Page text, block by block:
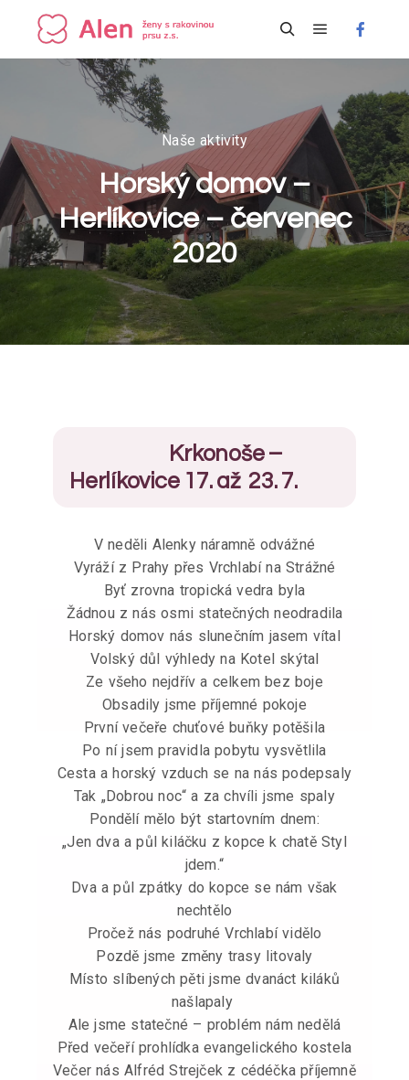
Naše aktivity
Horský domov –
Herlíkovice – červenec
2020
Krkonoše –
Herlíkovice 17. až 23. 7.
V neděli Alenky náramně odvážné
Vyráží z Prahy přes Vrchlabí na Strážné
Byť zrovna tropická vedra byla
Žádnou z nás osmi statečných neodradila
Horský domov nás slunečním jasem vítal
Volský důl výhledy na Kotel skýtal
Ze všeho nejdřív a celkem bez boje
Obsadily jsme příjemné pokoje
První večeře chuťové buňky potěšila
Po ní jsem pravidla pobytu vysvětlila
Cesta a horský vzduch se na nás podepsaly
Tak „Dobrou noc“ a za chvíli jsme spaly
Pondělí mělo být startovním dnem:
„Jen dva a půl kiláčku z kopce k chatě Styl
jdem.“
Dva a půl zpátky do kopce se nám však
nechtělo
Pročež nás podruhé Vrchlabí vidělo
Pozdě jsme změny trasy litovaly
Místo slíbených pěti jsme dvanáct kiláků
našlapaly
Ale jsme statečné – problém nám nedělá
Před večeří prohlídka evangelického kostela
Večer nás Alfréd Strejček z cédéčka příjemně